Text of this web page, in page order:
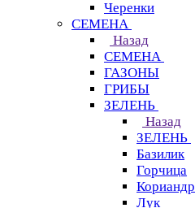
Черенки
СЕМЕНА
Назад
СЕМЕНА
ГАЗОНЫ
ГРИБЫ
ЗЕЛЕНЬ
Назад
ЗЕЛЕНЬ
Базилик
Горчица
Кориандр
Лук